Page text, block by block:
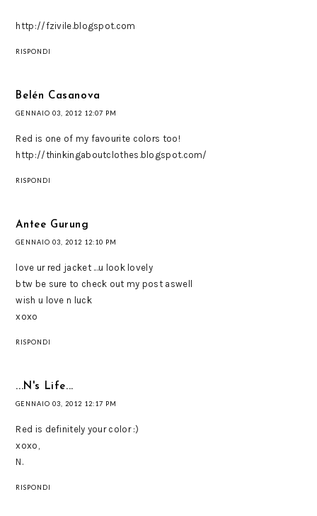
http://fzivile.blogspot.com
RISPONDI
Belén Casanova
GENNAIO 03, 2012 12:07 PM
Red is one of my favourite colors too!
http://thinkingaboutclothes.blogspot.com/
RISPONDI
Antee Gurung
GENNAIO 03, 2012 12:10 PM
love ur red jacket ...u look lovely
btw be sure to check out my post aswell
wish u love n luck
xoxo
RISPONDI
...N's Life...
GENNAIO 03, 2012 12:17 PM
Red is definitely your color :)
xoxo,
N.
RISPONDI